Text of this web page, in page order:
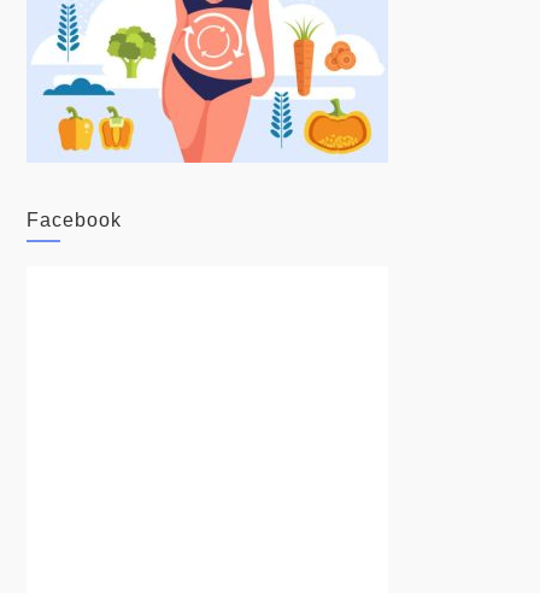
Facebook